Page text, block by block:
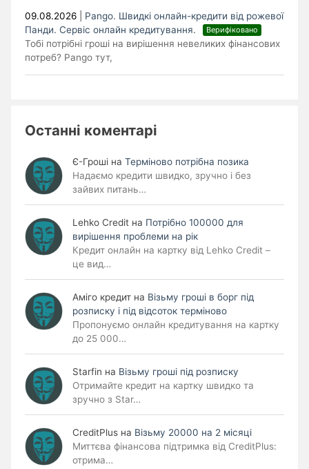
09.08.2026
Pango. Швидкі онлайн-кредити від рожевої
Панди. Cервіс онлайн кредитування.
Верифіковано
Тобі потрібні гроші на вирішення невеликих фінансових
потреб? Pango тут,
Останні коментарі
Є-Гроші на Терміново потрібна позика
Надаємо кредити швидко, зручно і без
зайвих питань…
Lehko Сredit на Потрібно 100000 для
вирішення проблеми на рік
Кредит онлайн на картку від Lehko Credit –
це вид…
Аміго кредит на Візьму гроші в борг під
розписку і під відсоток терміново
Пропонуємо онлайн кредитування на картку
до 25 000…
Starfin на Візьму гроші під розписку
Отримайте кредит на картку швидко та
зручно з Star…
CreditPlus на Візьму 20000 на 2 місяці
Миттєва фінансова підтримка від CreditPlus:
отрима…